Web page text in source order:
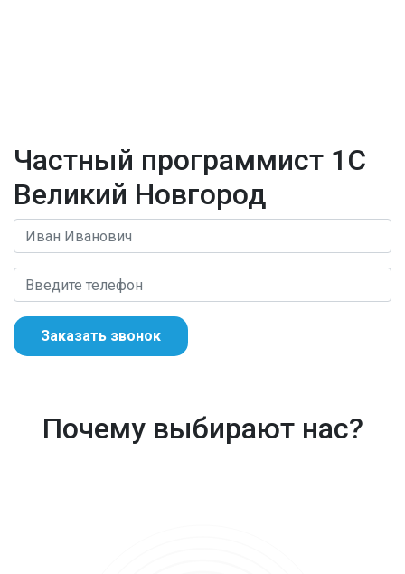
Частный программист 1С
Великий Новгород
Заказать звонок
Почему выбирают нас?